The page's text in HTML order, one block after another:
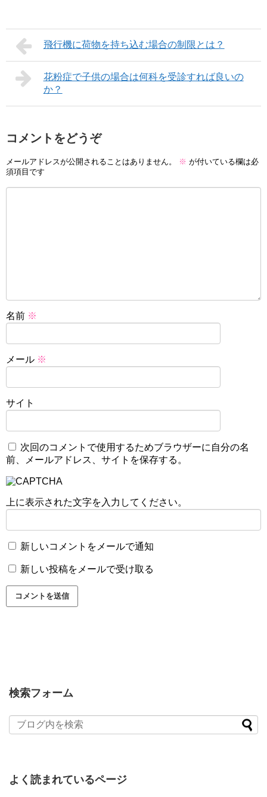
飛行機に荷物を持ち込む場合の制限とは？
花粉症で子供の場合は何科を受診すれば良いの
か？
コメントをどうぞ
メールアドレスが公開されることはありません。 ※ が付いている欄は必
須項目です
名前 ※
メール ※
サイト
次回のコメントで使用するためブラウザーに自分の名
前、メールアドレス、サイトを保存する。
上に表示された文字を入力してください。
新しいコメントをメールで通知
新しい投稿をメールで受け取る
検索フォーム
よく読まれているページ